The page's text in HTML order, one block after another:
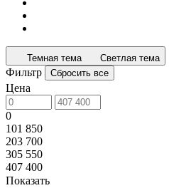
Темная тема Светлая тема
Фильтр Сбросить все
Цена
0
101 850
203 700
305 550
407 400
Показать